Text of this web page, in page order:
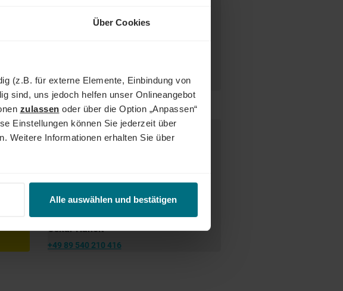
Über Cookies
(z.B. für externe Elemente, Einbindung von
sind, uns jedoch helfen unser Onlineangebot
zulassen oder über die Option „Anpassen“
Einstellungen können Sie jederzeit über
Weitere Informationen erhalten Sie über
Alle auswählen und bestätigen
Bundesweit warten attraktive Jobs,
das Perfect Match zwischen Talenten und
Services stetig weiter und eröffnet auch
Kundenunternehmen oder im internen
und
Deine Ansprechperson
Oskar Hänelt
+49 89 540 210 416